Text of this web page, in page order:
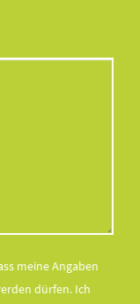
meine Angaben
dürfen. Ich